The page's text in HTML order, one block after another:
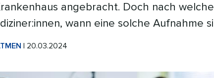
angebracht. Doch nach
wann eine solche Aufnahme
| 20.03.2024